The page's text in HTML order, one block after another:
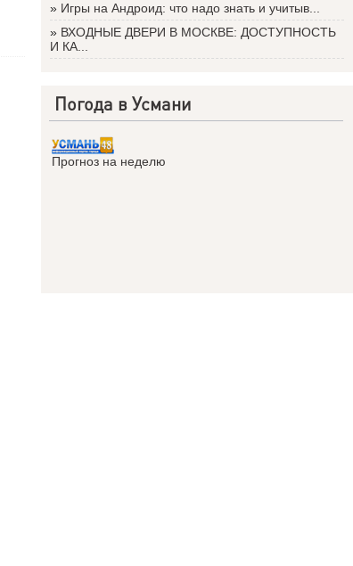
» Игры на Андроид: что надо знать и учитыв...
» ВХОДНЫЕ ДВЕРИ В МОСКВЕ: ДОСТУПНОСТЬ
И КА...
Погода в Усмани
Прогноз на неделю